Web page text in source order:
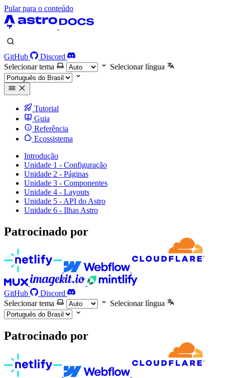
Pular para o conteúdo
GitHub
Discord
Selecionar tema
Selecionar língua
Tutorial
Guia
Referência
Ecossistema
Introdução
Unidade 1 - Configuração
Unidade 2 - Páginas
Unidade 3 - Componentes
Unidade 4 - Layouts
Unidade 5 - API do Astro
Unidade 6 - Ilhas Astro
Patrocinado por
GitHub
Discord
Selecionar tema
Selecionar língua
Patrocinado por